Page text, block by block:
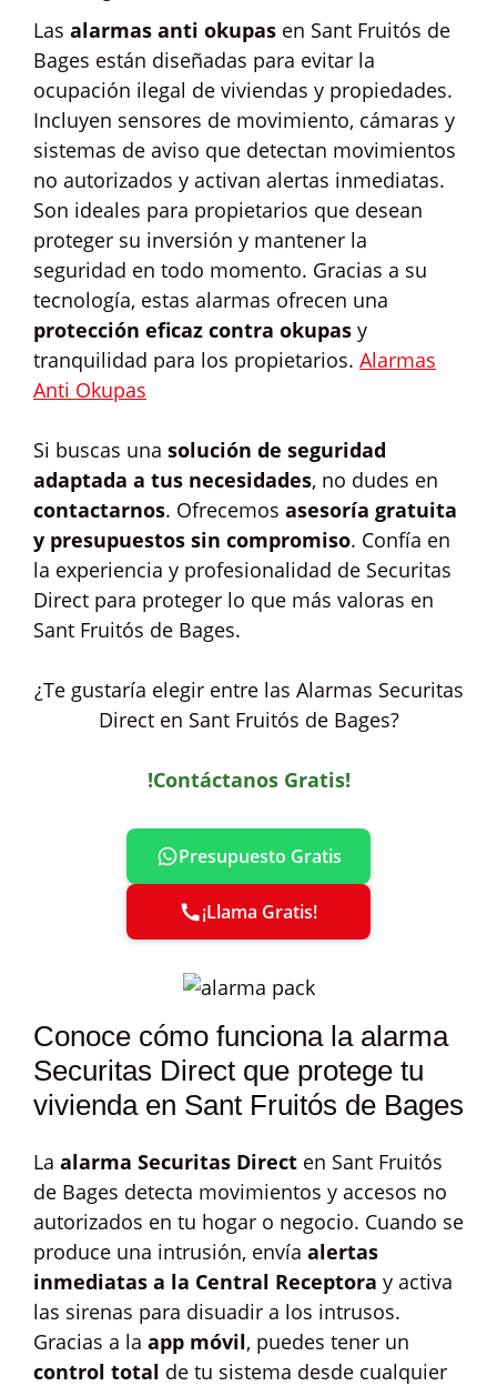
Las alarmas anti okupas en Sant Fruitós de
Bages están diseñadas para evitar la
ocupación ilegal de viviendas y propiedades.
Incluyen sensores de movimiento, cámaras y
sistemas de aviso que detectan movimientos
no autorizados y activan alertas inmediatas.
Son ideales para propietarios que desean
proteger su inversión y mantener la
seguridad en todo momento. Gracias a su
tecnología, estas alarmas ofrecen una
protección eficaz contra okupas y
tranquilidad para los propietarios. Alarmas
Anti Okupas
Si buscas una solución de seguridad
adaptada a tus necesidades, no dudes en
contactarnos. Ofrecemos asesoría gratuita
y presupuestos sin compromiso. Confía en
la experiencia y profesionalidad de Securitas
Direct para proteger lo que más valoras en
Sant Fruitós de Bages.
¿Te gustaría elegir entre las Alarmas Securitas
Direct en Sant Fruitós de Bages?
!Contáctanos Gratis!
Presupuesto Gratis
¡Llama Gratis!
Conoce cómo funciona la alarma
Securitas Direct que protege tu
vivienda en Sant Fruitós de Bages
La alarma Securitas Direct en Sant Fruitós
de Bages detecta movimientos y accesos no
autorizados en tu hogar o negocio. Cuando se
produce una intrusión, envía alertas
inmediatas a la Central Receptora y activa
las sirenas para disuadir a los intrusos.
Gracias a la app móvil, puedes tener un
control total de tu sistema desde cualquier